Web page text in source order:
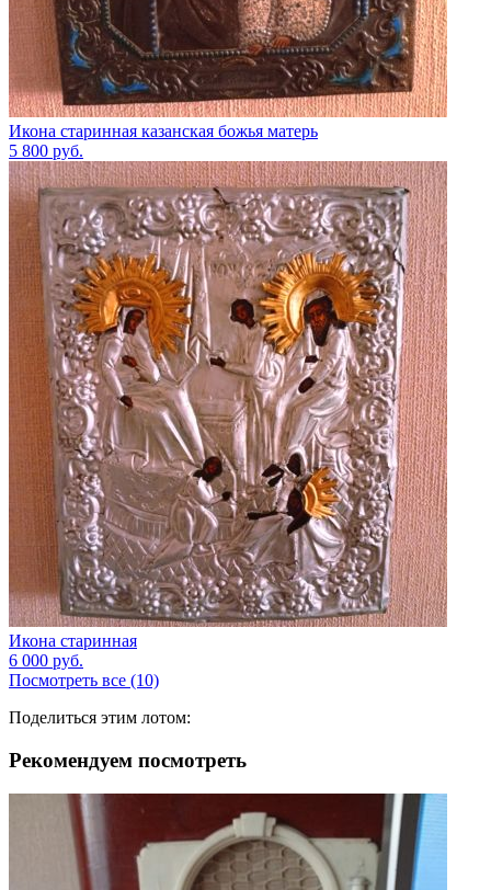
Икона старинная казанская божья матерь
5 800 руб.
Икона старинная
6 000 руб.
Посмотреть все (10)
Поделиться этим лотом:
Рекомендуем посмотреть